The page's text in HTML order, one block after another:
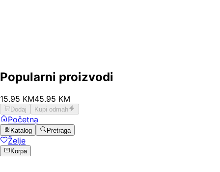
Popularni proizvodi
15.95 KM45.95 KM
Dodaj Kupi odmah
Početna
Katalog Pretraga
Želje
Korpa